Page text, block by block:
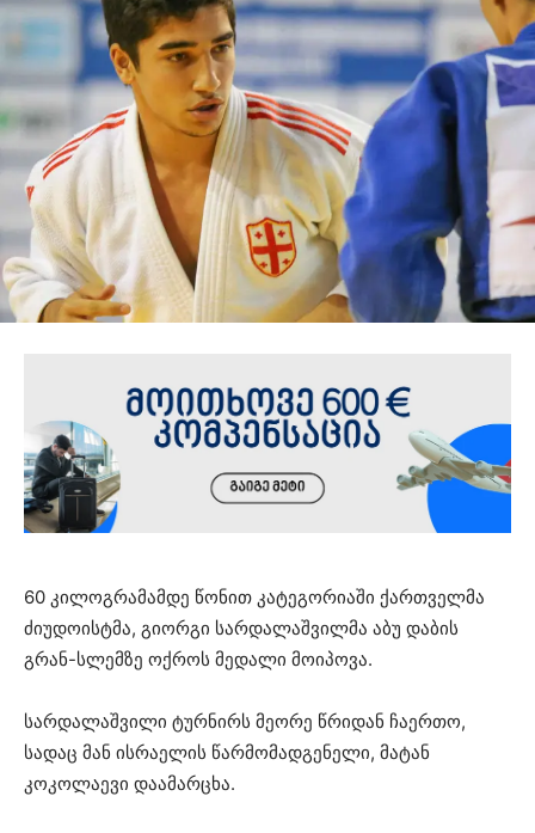
60 კილოგრამამდე წონით კატეგორიაში ქართველმა
ძიუდოისტმა, გიორგი სარდალაშვილმა აბუ დაბის
გრან-სლემზე ოქროს მედალი მოიპოვა.
სარდალაშვილი ტურნირს მეორე წრიდან ჩაერთო,
სადაც მან ისრაელის წარმომადგენელი, მატან
კოკოლაევი დაამარცხა.